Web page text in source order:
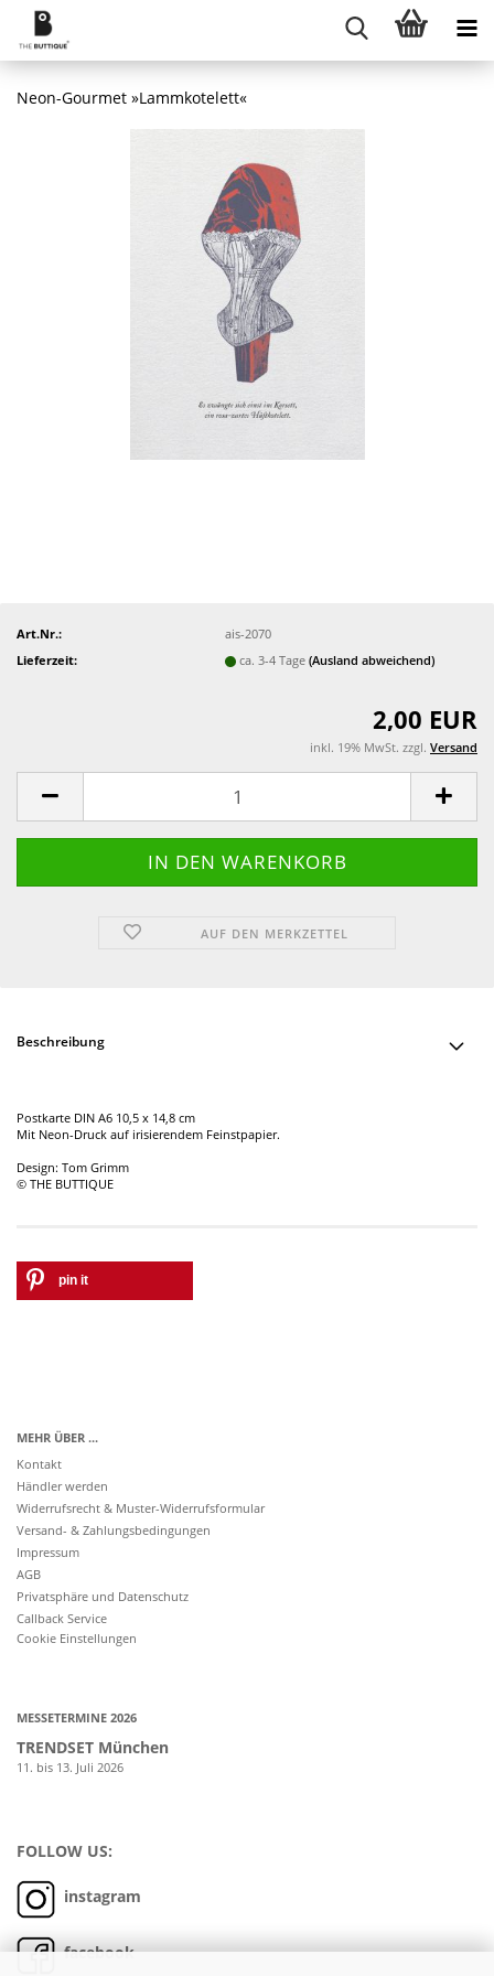
Neon-Gourmet »Lammkotelett«
Art.Nr.:
ais-2070
Lieferzeit:
ca. 3-4 Tage(Ausland abweichend)
2,00 EUR
inkl. 19% MwSt. zzgl. Versand
AUF DEN MERKZETTEL
Beschreibung
Postkarte DIN A6 10,5 x 14,8 cm
Mit Neon-Druck auf irisierendem Feinstpapier.
Design: Tom Grimm
© THE BUTTIQUE
pin it
MEHR ÜBER ...
Kontakt
Händler werden
Widerrufsrecht & Muster-Widerrufsformular
Versand- & Zahlungsbedingungen
Impressum
AGB
Privatsphäre und Datenschutz
Callback Service
Cookie Einstellungen
MESSETERMINE 2026
TRENDSET München
11. bis 13. Juli 2026
FOLLOW US:
instagram
facebook